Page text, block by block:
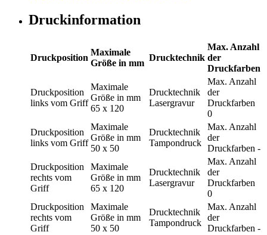
Druckinformation
Druckposition
Maximale
Größe in mm
Drucktechnik
Max. Anzahl
der
Druckfarben
Druckposition
links vom Griff
Maximale
Größe in mm
65 x 120
Drucktechnik
Lasergravur
Max. Anzahl
der
Druckfarben
0
Druckposition
links vom Griff
Maximale
Größe in mm
50 x 50
Drucktechnik
Tampondruck
Max. Anzahl
der
Druckfarben -
Druckposition
rechts vom
Griff
Maximale
Größe in mm
65 x 120
Drucktechnik
Lasergravur
Max. Anzahl
der
Druckfarben
0
Druckposition
rechts vom
Griff
Maximale
Größe in mm
50 x 50
Drucktechnik
Tampondruck
Max. Anzahl
der
Druckfarben -